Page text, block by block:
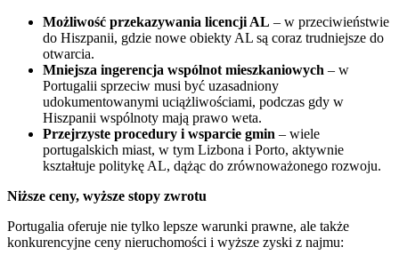
Możliwość przekazywania licencji AL – w przeciwieństwie
do Hiszpanii, gdzie nowe obiekty AL są coraz trudniejsze do
otwarcia.
Mniejsza ingerencja wspólnot mieszkaniowych – w
Portugalii sprzeciw musi być uzasadniony
udokumentowanymi uciążliwościami, podczas gdy w
Hiszpanii wspólnoty mają prawo weta.
Przejrzyste procedury i wsparcie gmin – wiele
portugalskich miast, w tym Lizbona i Porto, aktywnie
kształtuje politykę AL, dążąc do zrównoważonego rozwoju.
Niższe ceny, wyższe stopy zwrotu
Portugalia oferuje nie tylko lepsze warunki prawne, ale także
konkurencyjne ceny nieruchomości i wyższe zyski z najmu: